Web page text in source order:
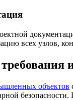
всех узлов,
объектов